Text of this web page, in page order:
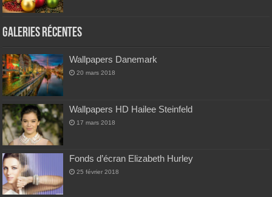
Galeries Récentes
Wallpapers Danemark
20 mars 2018
Wallpapers HD Hailee Steinfeld
17 mars 2018
Fonds d’écran Elizabeth Hurley
25 février 2018